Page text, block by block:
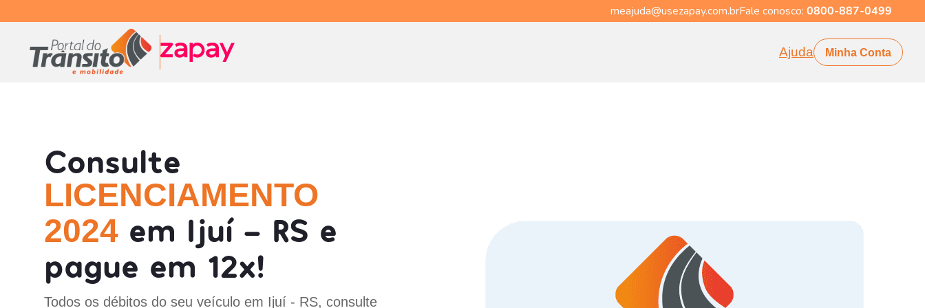
meajuda@usezapay.com.brFale conosco: 0800-887-0499
Ajuda Minha Conta
Consulte
LICENCIAMENTO
2024 em Ijuí - RS e
pague em 12x!
Todos os débitos do seu veículo em Ijuí - RS, consulte